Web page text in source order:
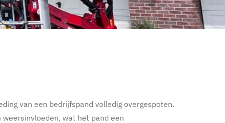
van een bedrijfspand volledig overgespoten.
wat het pand een